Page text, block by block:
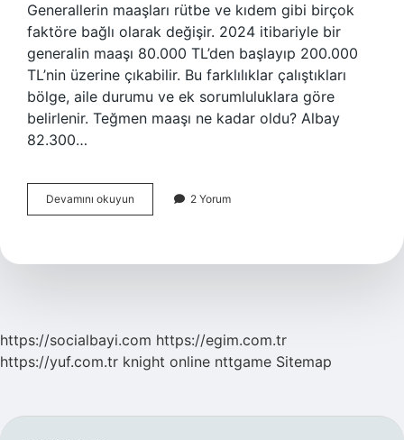
Generallerin maaşları rütbe ve kıdem gibi birçok
faktöre bağlı olarak değişir. 2024 itibariyle bir
generalin maaşı 80.000 TL’den başlayıp 200.000
TL’nin üzerine çıkabilir. Bu farklılıklar çalıştıkları
bölge, aile durumu ve ek sorumluluklara göre
belirlenir. Teğmen maaşı ne kadar oldu? Albay
82.300…
Devamını okuyun
Subay
Kadar
2 Yorum
https://socialbayi.com https://egim.com.tr
https://yuf.com.tr knight online nttgame Sitemap